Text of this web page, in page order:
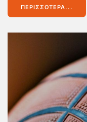
ΠΕΡΙΣΣΌΤΕΡΑ...